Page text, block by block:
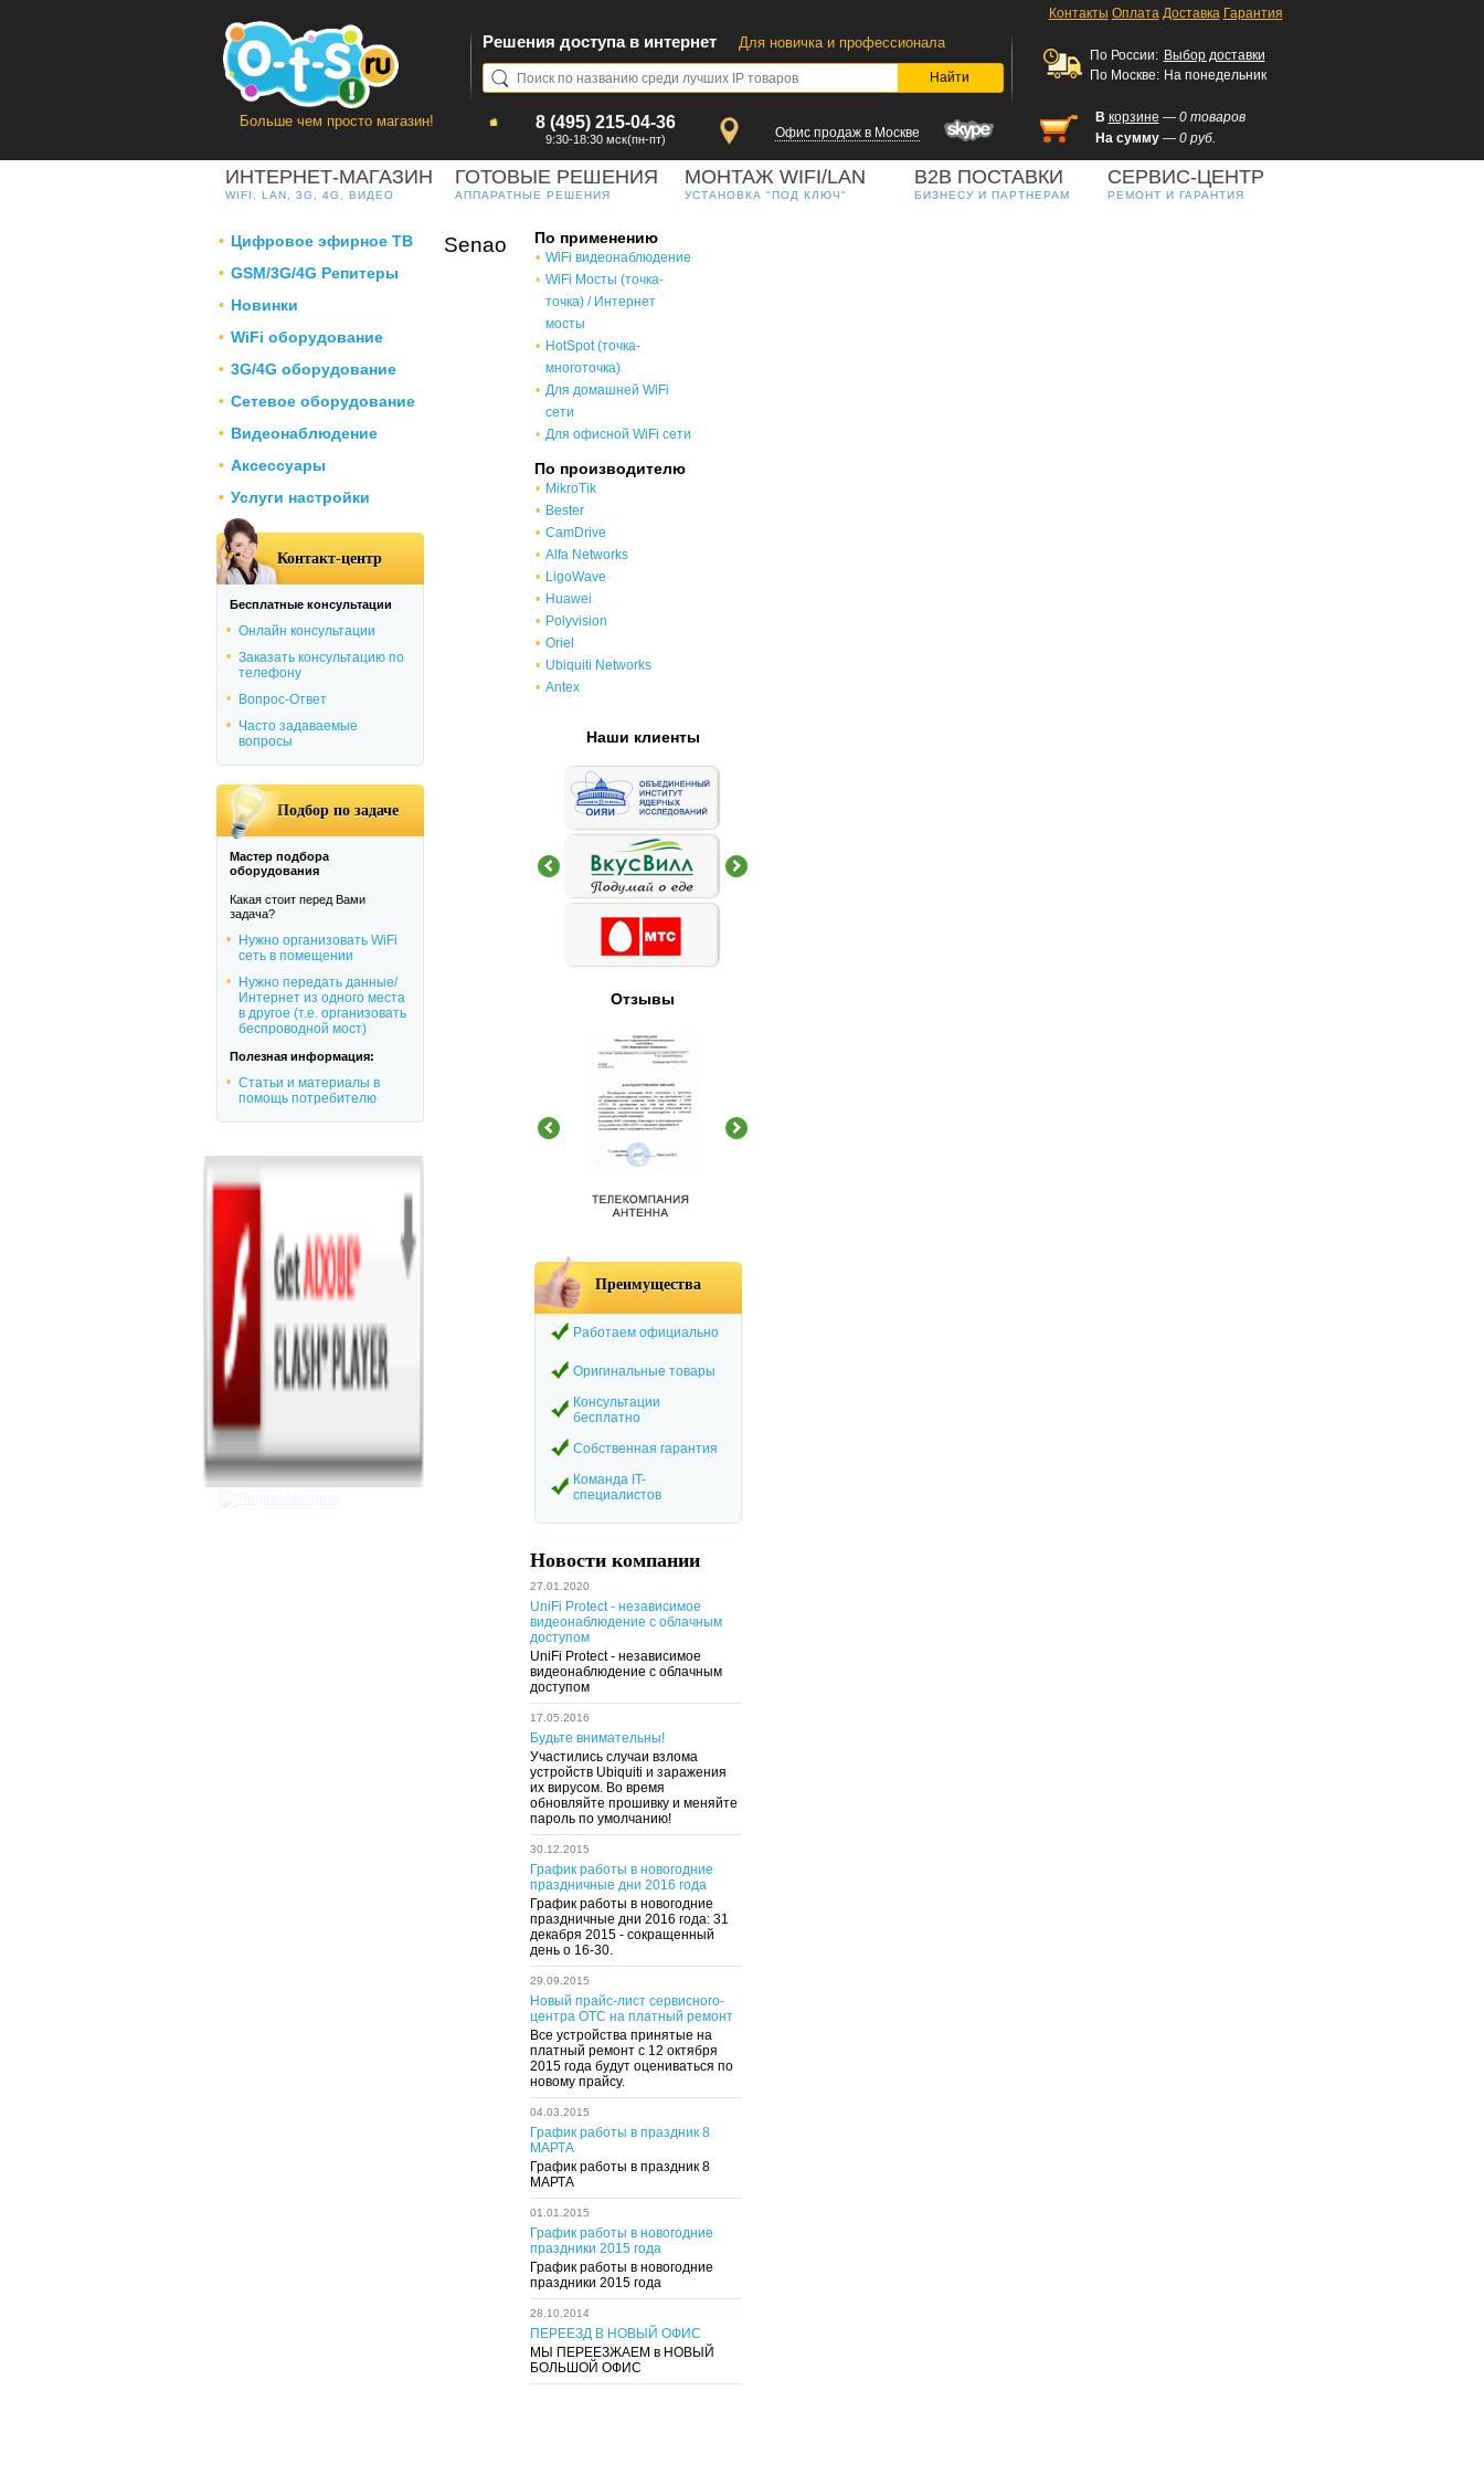
Контакты Оплата Доставка Гарантия
Решения доступа в интернет Для новичка и профессионала
По России: Выбор доставки
По Москве: На понедельник
Больше чем просто магазин! 8 (495) 215-04-36
9:30-18:30 мск(пн-пт) Офис продаж в Мoскве
В корзине — 0 товаров
На сумму— 0 руб.
ИНТЕРНЕТ-МАГАЗИН
WIFI, LAN, 3G, 4G, ВИДЕО
ГОТОВЫЕ РЕШЕНИЯ
АППАРАТНЫЕ РЕШЕНИЯ
МОНТАЖ WIFI/LAN
УСТАНОВКА "ПОД КЛЮЧ"
B2B ПОСТАВКИ
БИЗНЕСУ И ПАРТНЕРАМ
СЕРВИС-ЦЕНТР
РЕМОНТ И ГАРАНТИЯ
Цифровое эфирное ТВ
GSM/3G/4G Репитеры
Новинки
WiFi оборудование
3G/4G оборудование
Сетевое оборудование
Видеонаблюдение
Аксессуары
Услуги настройки
Контакт-центр
Бесплатные консультации
Онлайн консультации
Заказать консультацию по
телефону
Вопрос-Ответ
Часто задаваемые
вопросы
Подбор по задаче
Мастер подбора
оборудования
Какая стоит перед Вами
задача?
Нужно организовать WiFi
сеть в помещении
Нужно передать данные/
Интернет из одного места
в другое (т.е. организовать
беспроводной мост)
Полезная информация:
Статьи и материалы в
помощь потребителю
Senao По применению
WiFi видеонаблюдение
WiFi Мосты (точка-
точка) / Интернет
мосты
HotSpot (точка-
многоточка)
Для домашней WiFi
сети
Для офисной WiFi сети
По производителю
MikroTik
Bester
CamDrive
Alfa Networks
LigoWave
Huawei
Polyvision
Oriel
Ubiquiti Networks
Antex
Наши клиенты
Отзывы
Преимущества
Работаем официально
Оригинальные товары
Консультации
бесплатно
Собственная гарантия
Команда IT-
специалистов
Новости компании
27.01.2020
UniFi Рrotect - независимое
видеонаблюдение с облачным
доступом
UniFi Рrotect - независимое
видеонаблюдение с облачным
доступом
17.05.2016
Будьте внимательны!
Участились случаи взлома
устройств Ubiquiti и заражения
их вирусом. Во время
обновляйте прошивку и меняйте
пароль по умолчанию!
30.12.2015
График работы в новогодние
праздничные дни 2016 года
График работы в новогодние
праздничные дни 2016 года: 31
декабря 2015 - сокращенный
день о 16-30.
29.09.2015
Новый прайс-лист сервисного-
центра ОТС на платный ремонт
Все устройства принятые на
платный ремонт с 12 октября
2015 года будут оцениваться по
новому прайсу.
04.03.2015
График работы в праздник 8
МАРТА
График работы в праздник 8
МАРТА
01.01.2015
График работы в новогодние
праздники 2015 года
График работы в новогодние
праздники 2015 года
28.10.2014
ПЕРЕЕЗД В НОВЫЙ ОФИС
МЫ ПЕРЕЕЗЖАЕМ в НОВЫЙ
БОЛЬШОЙ ОФИС